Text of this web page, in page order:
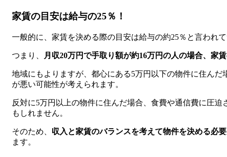
家賃の目安は給与の25％！
一般的に、家賃を決める際の目安は給与の約25％と言われて
つまり、 月収20万円で手取り額が約16万円の人の場合、家
地域にもよりますが、都心にある5万円以下の物件に住ん
が悪い可能性が考えられます。
反対に5万円以上の物件に住んだ場合、食費や通信費に圧
もしれません。
そのため、 収入と家賃のバランスを考えて物件を決める必
ます。